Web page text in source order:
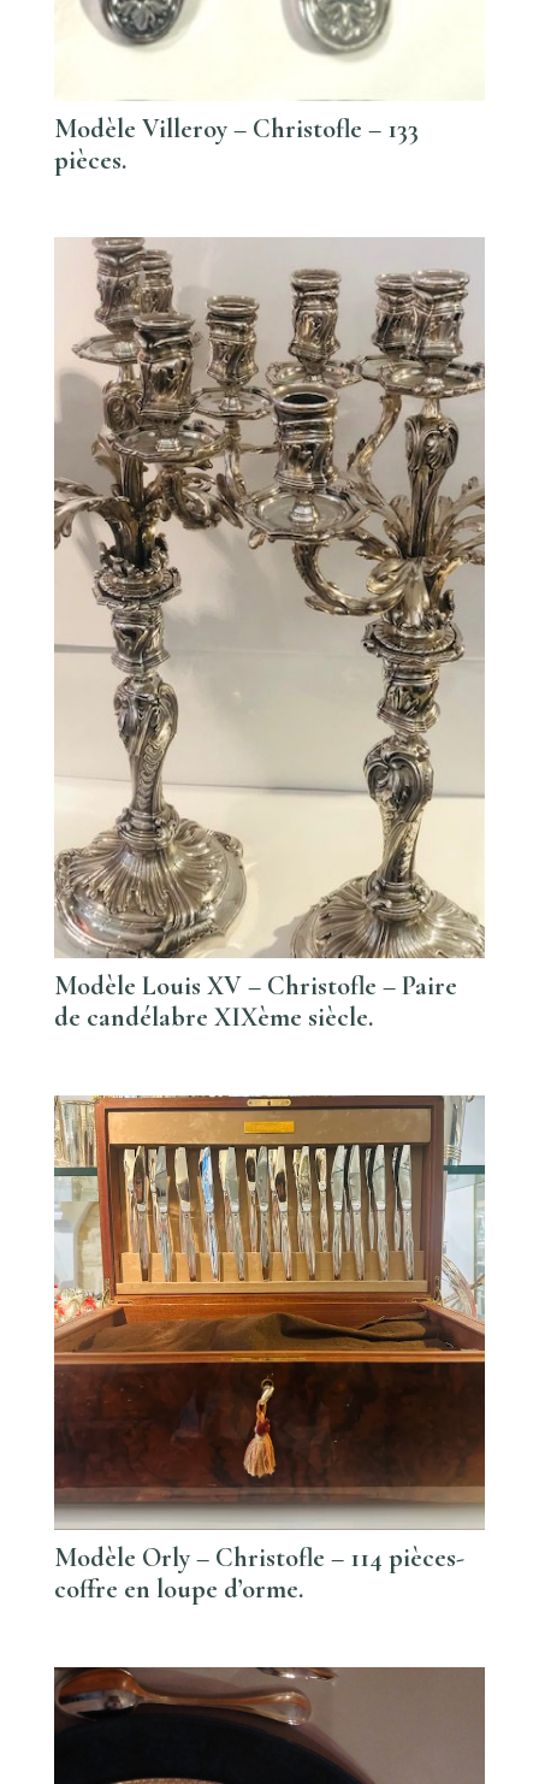
Modèle Villeroy – Christofle – 133
pièces.
Modèle Louis XV – Christofle – Paire
de candélabre XIXème siècle.
Modèle Orly – Christofle – 114 pièces-
coffre en loupe d’orme.